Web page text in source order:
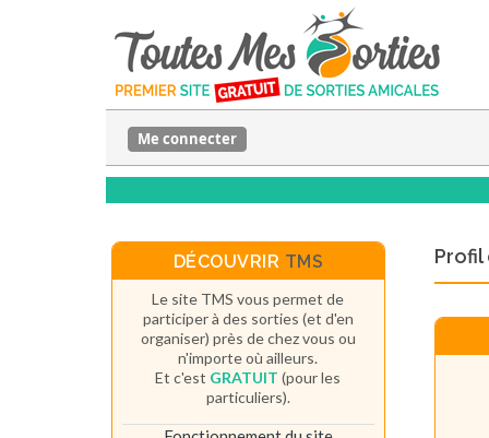
Me connecter
Profil
DÉCOUVRIR TMS
Le site TMS vous permet de
participer à des sorties (et d'en
organiser) près de chez vous ou
n'importe où ailleurs.
Et c'est GRATUIT (pour les
particuliers).